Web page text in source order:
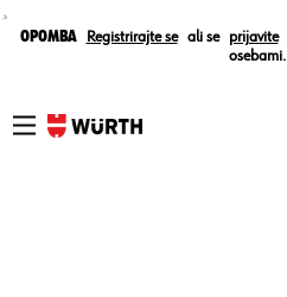
¸
Opomba Registrirajte se ali se prijavite
osebami.